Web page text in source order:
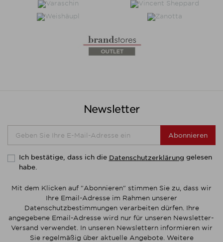
Newsletter
Abonnieren
Ich bestätige, dass ich die Datenschutzerklärung gelesen
habe.
Mit dem Klicken auf "Abonnieren" stimmen Sie zu, dass wir
Ihre Email-Adresse im Rahmen unserer
Datenschutzbestimmungen verarbeiten dürfen. Ihre
angegebene Email-Adresse wird nur für unseren Newsletter-
Versand verwendet. In unseren Newslettern informieren wir
Sie regelmäßig über aktuelle Angebote. Weitere